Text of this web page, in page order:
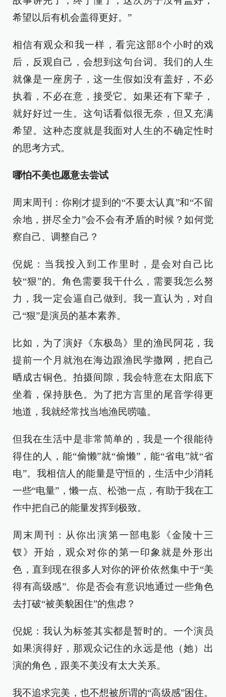
希望以后有机会盖得更好。”
相信有观众和我一样，看完这部8个小时的戏
后，反观自己，会想到这句台词。我们的人生
就像是一座房子，这一生假如没有盖好，不必
执着，不必在意，接受它。如果还有下辈子，
就好好过一生。这句话看似很无奈，但又充满
希望。这种态度就是我面对人生的不确定性时
的思考方式。
哪怕不美也愿意去尝试
周末周刊：你刚才提到的“不要太认真”和“不留
余地，拼尽全力”会不会有矛盾的时候？如何觉
察自己、调整自己？
倪妮：当我投入到工作里时，是会对自己比
较“狠”的。角色需要我干什么，需要我怎么努
力，我一定会逼自己做到。我一直认为，对自
己“狠”是演员的基本素养。
比如，为了演好《东极岛》里的渔民阿花，我
提前一个月就泡在海边跟渔民学撒网，把自己
晒成古铜色。拍摄间隙，我会特意在太阳底下
坐着，保持肤色。为了把方言里的尾音学得更
地道，我就经常找当地渔民唠嗑。
但我在生活中是非常简单的，我是一个很能待
得住的人，能“偷懒”就“偷懒”，能“省电”就“省
电”。我相信人的能量是守恒的，生活中少消耗
一些“电量”，懒一点、松弛一点，有助于我在工
作中把自己的能量发挥到极致。
周末周刊：从你出演第一部电影《金陵十三
钗》开始，观众对你的第一印象就是外形出
色，直到现在很多人对你的评价依然集中于“美
得有高级感”。你是否会有意识地通过一些角色
去打破“被美貌困住”的焦虑？
倪妮：我认为标签其实都是暂时的。一个演员
如果演得好，那观众记住的永远是他（她）出
演的角色，跟美不美没有太大关系。
我不追求完美，也不想被所谓的“高级感”困住。